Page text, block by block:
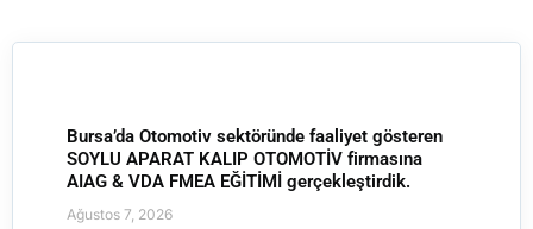
Bursa’da Otomotiv sektöründe faaliyet gösteren
SOYLU APARAT KALIP OTOMOTİV firmasına
AIAG & VDA FMEA EĞİTİMİ gerçekleştirdik.
Ağustos 7, 2026